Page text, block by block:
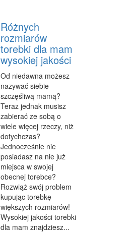
Różnych
rozmiarów
torebki dla mam
wysokiej jakości
Od niedawna możesz
nazywać siebie
szczęśliwą mamą?
Teraz jednak musisz
zabierać ze sobą o
wiele więcej rzeczy, niż
dotychczas?
Jednocześnie nie
posiadasz na nie już
miejsca w swojej
obecnej torebce?
Rozwiąż swój problem
kupując torebkę
większych rozmiarów!
Wysokiej jakości torebki
dla mam znajdziesz...